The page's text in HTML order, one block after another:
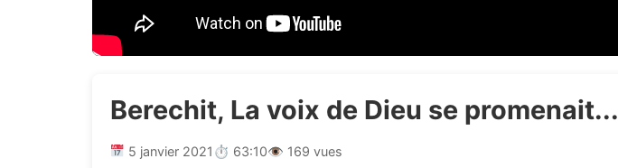
Berechit, La voix de Dieu se promenait...
5 janvier 2021 ⏱ 63:10👁 169 vues